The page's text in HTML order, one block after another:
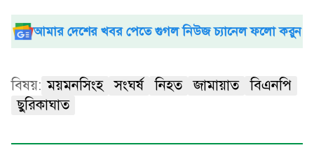
আমার দেশের খবর পেতে গুগল নিউজ চ্যানেল ফলো করুন
বিষয়: ময়মনসিংহ সংঘর্ষ নিহত জামায়াত
বিএনপি
ছুরিকাঘাত